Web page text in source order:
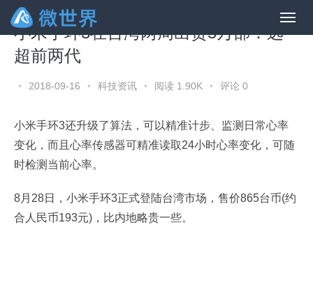
小米手环3在台湾两周出货5万部：远
超前两代
• 2018-09-16 • 科技资讯 • 阅读 1.90K • 评论 0
小米手环3还升级了算法，可以精准计步、监测日常心率
变化，而且心率传感器可精准读取24小时心率变化，可随
时检测当前心率。
8月28日，小米手环3正式登陆台湾市场，售价865台币(约
合人民币193元)，比内地略贵一些。